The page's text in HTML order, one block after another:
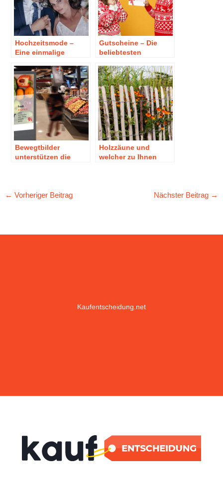
Hochzeitsmode –
Eine einmalige
Gutscheine – Die
beliebtesten
Weihnachten
Bewegtbilder
unterstützen die
Holzzäune und
welcher zu Ihnen
← Vorheriger Beitrag Nächster Beitrag →
Kaufentscheidung.net